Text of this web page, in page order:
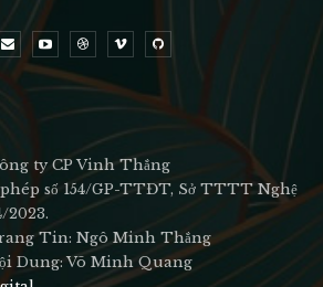
ty CP Vinh Thắng
số 154/GP-TTĐT, Sở TTTT Nghệ
2023.
Tin: Ngô Minh Thắng
Dung: Võ Minh Quang